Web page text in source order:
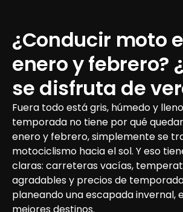
¿Conducir moto
enero y febrero?
se disfruta de
Fuera todo está gris, húmedo y
temporada no tiene por qué
enero y febrero, simplemente se
motociclismo hacia el sol. Y eso
claras: carreteras vacías,
agradables y precios de
planeando una escapada invernal,